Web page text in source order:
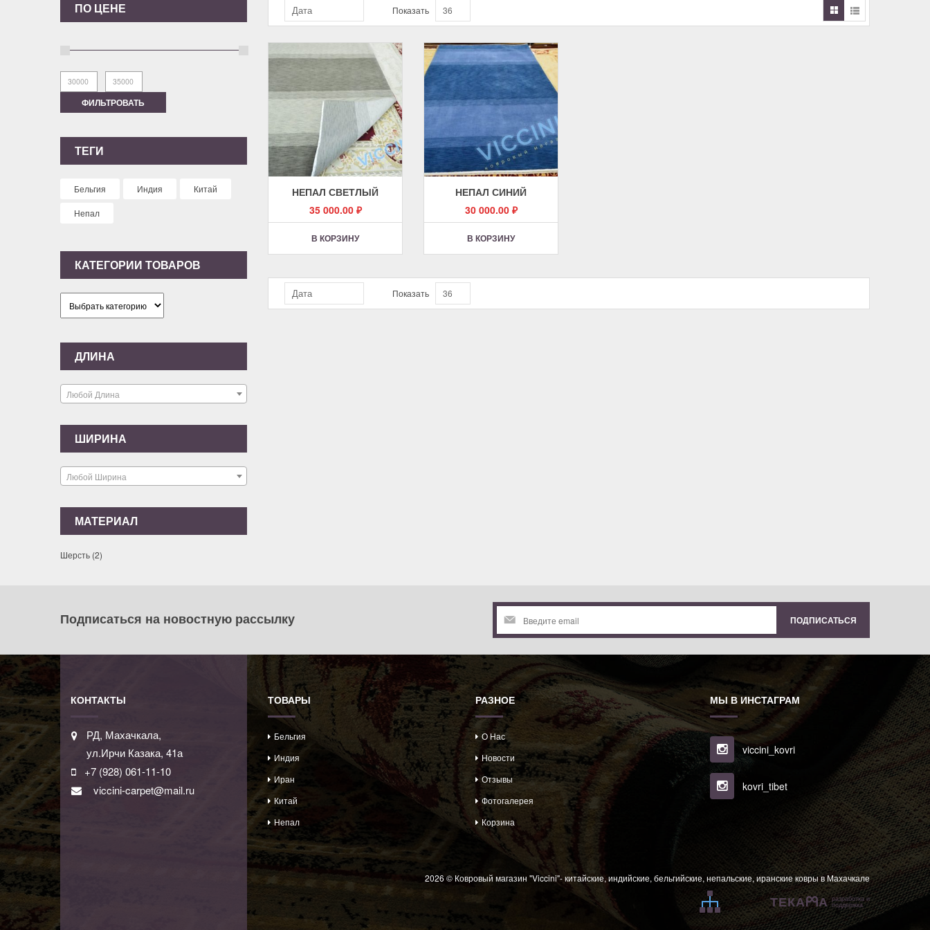
ПО ЦЕНЕ
ФИЛЬТРОВАТЬ
ТЕГИ
Бельгия Индия Китай
Непал
КАТЕГОРИИ ТОВАРОВ
ДЛИНА
Любой Длина
ШИРИНА
Любой Ширина
МАТЕРИАЛ
Шерсть (2)
Дата Показать 36
НЕПАЛ СВЕТЛЫЙ
35 000.00 ₽
В КОРЗИНУ
НЕПАЛ СИНИЙ
30 000.00 ₽
В КОРЗИНУ
Дата Показать 36
Подписаться на новостную рассылку
КОНТАКТЫ
РД, Махачкала,
ул.Ирчи Казака, 41а
+7 (928) 061-11-10
viccini-carpet@mail.ru
ТОВАРЫ
Бельгия
Индия
Иран
Китай
Непал
РАЗНОЕ
О Нас
Новости
Отзывы
Фотогалерея
Корзина
МЫ В ИНСТАГРАМ
viccini_kovri
kovri_tibet
2026 © Ковровый магазин "Viccini"- китайские, индийские, бельгийские, непальские, иранские ковры в Махачкале
ТЕКА А разработка и
поддержка